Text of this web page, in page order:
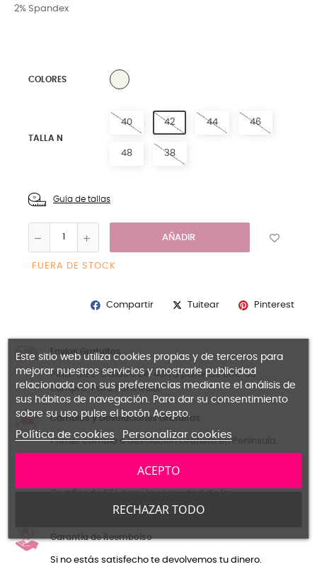
2% Spandex
COLORES 0 NATURAL
TALLA N
40 42 44 46
48 38
Guía de tallas
AÑADIR
FUERA DE STOCK
Compartir Tuitear Pinterest
Envíos Gratuítos
Plazo de 2-5 días o 24-48h a partir de 60€ de
compra. Para Península.
Cambios y Devoluciones Gratuitas
Primer cambio o devolución Gratuíto en Península.
Certificado SSL para la seguridad de las
transacciones y tus datos personales.
Garantía de Reembolso
Si no estás satisfecho te devolvemos tu dinero.
Este sitio web utiliza cookies propias y de terceros para
mejorar nuestros servicios y mostrarle publicidad
relacionada con sus preferencias mediante el análisis de
sus hábitos de navegación. Para dar su consentimiento
sobre su uso pulse el botón Acepto.
Política de cookies Personalizar cookies
RECHAZAR TODO
ACEPTO